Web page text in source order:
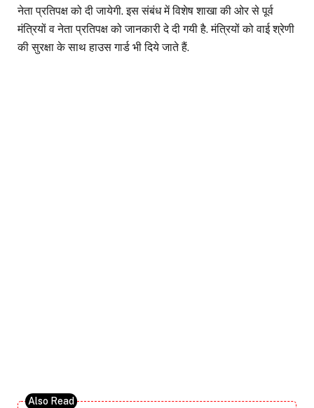
नेता प्रतिपक्ष को दी जायेगी. इस संबंध में विशेष शाखा की ओर से पूर्व
मंत्रियों व नेता प्रतिपक्ष को जानकारी दे दी गयी है. मंत्रियों को वाई श्रेणी
की सुरक्षा के साथ हाउस गार्ड भी दिये जाते हैं.